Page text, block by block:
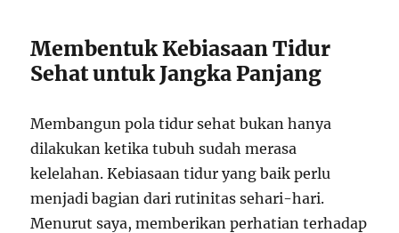
Membentuk Kebiasaan Tidur
Sehat untuk Jangka Panjang
Membangun pola tidur sehat bukan hanya
dilakukan ketika tubuh sudah merasa
kelelahan. Kebiasaan tidur yang baik perlu
menjadi bagian dari rutinitas sehari-hari.
Menurut saya, memberikan perhatian terhadap